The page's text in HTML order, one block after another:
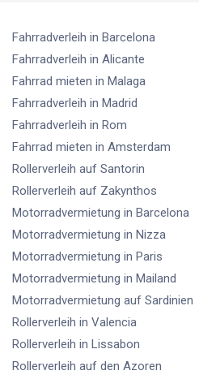
Fahrradverleih in Barcelona
Fahrradverleih in Alicante
Fahrrad mieten in Malaga
Fahrradverleih in Madrid
Fahrradverleih in Rom
Fahrrad mieten in Amsterdam
Rollerverleih auf Santorin
Rollerverleih auf Zakynthos
Motorradvermietung in Barcelona
Motorradvermietung in Nizza
Motorradvermietung in Paris
Motorradvermietung in Mailand
Motorradvermietung auf Sardinien
Rollerverleih in Valencia
Rollerverleih in Lissabon
Rollerverleih auf den Azoren